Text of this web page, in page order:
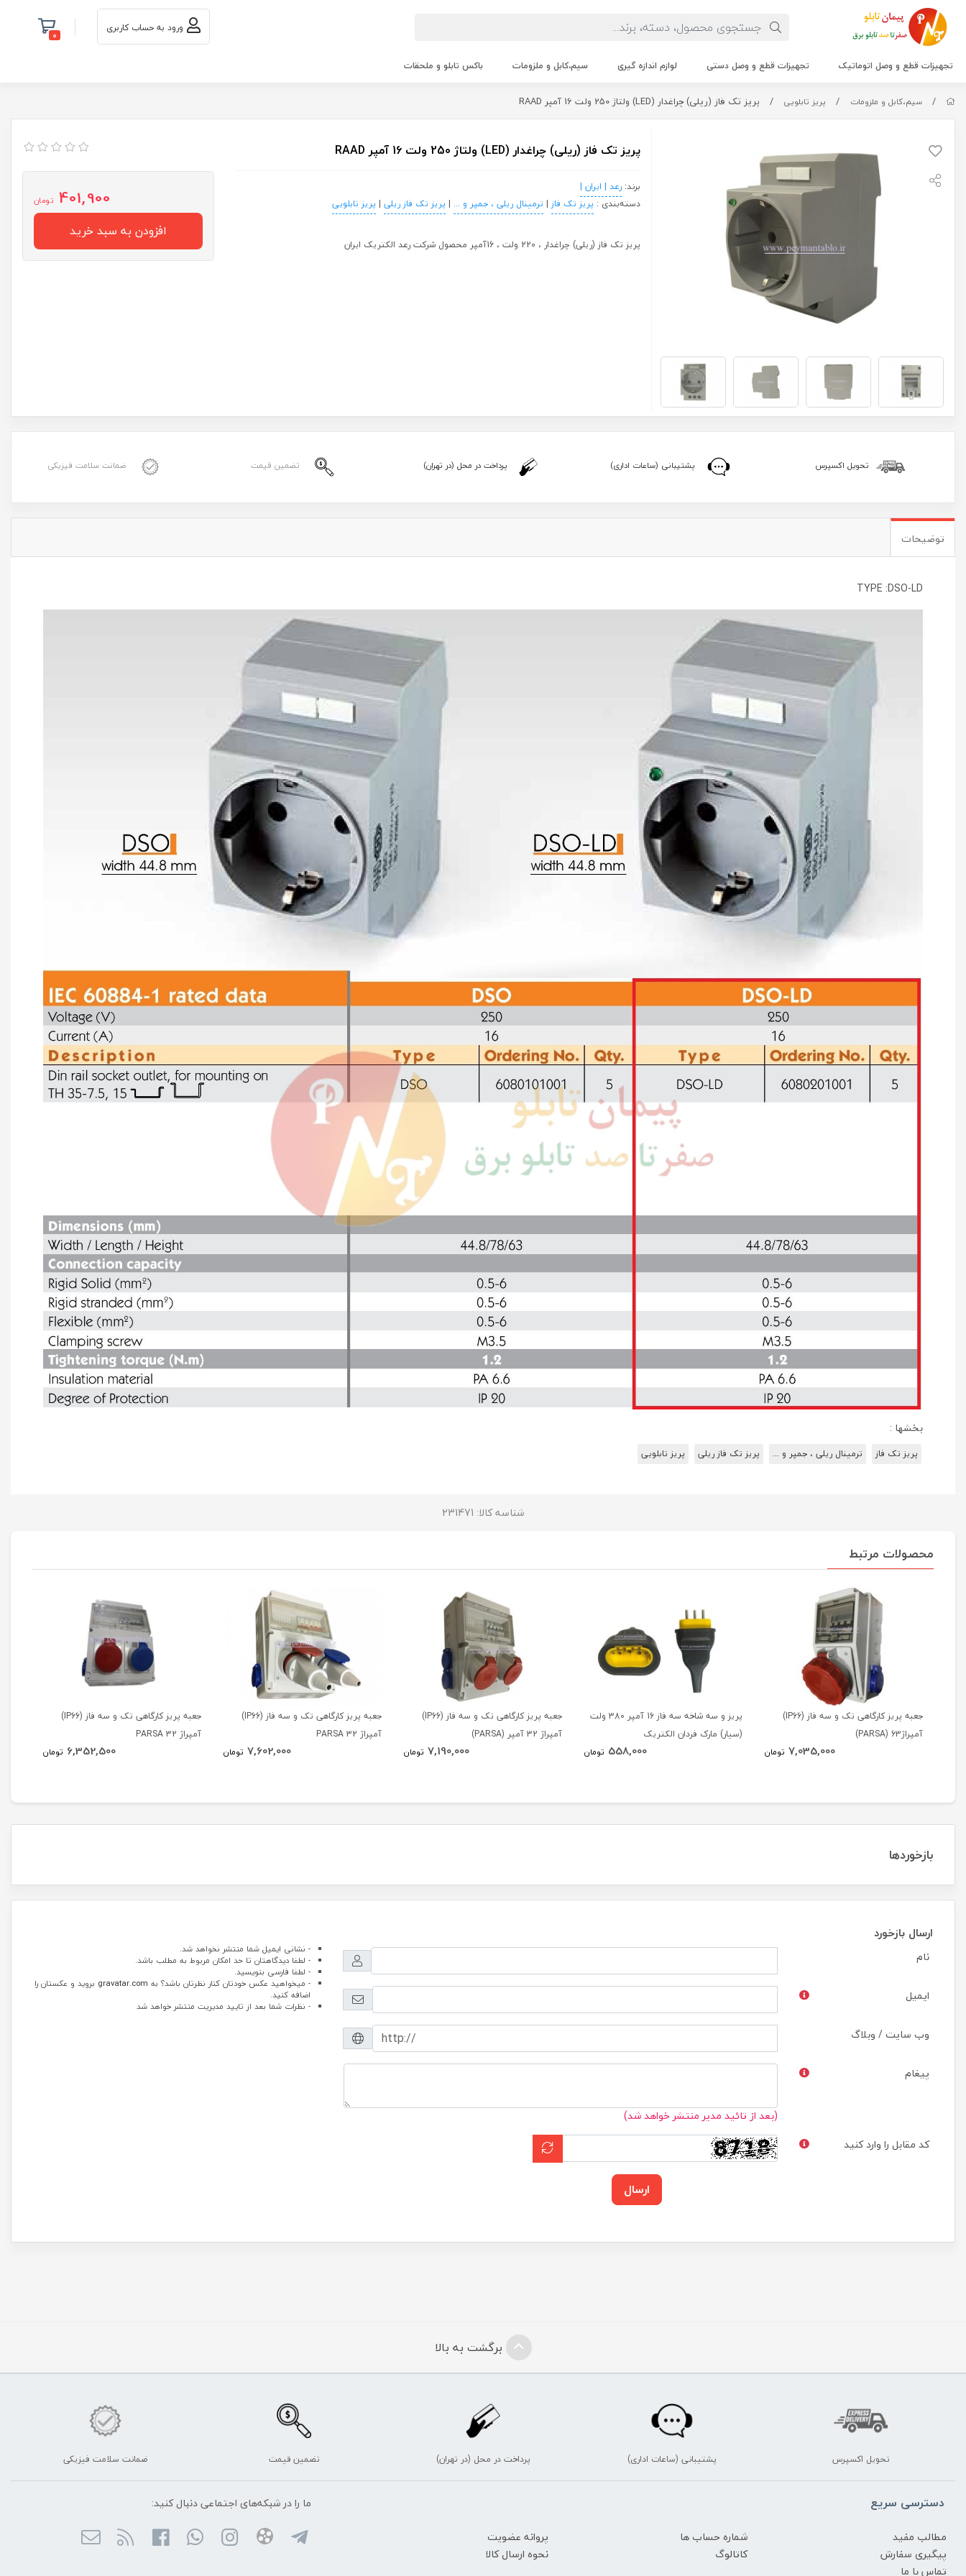
ورود به حساب کاربری 0
تجهیزات قطع و وصل اتوماتیک تجهیزات قطع و وصل دستی لوازم اندازه گیری سیم،کابل و ملزومات باکس تابلو و ملحقات
/ سیم،کابل و ملزومات / پریز تابلویی / پریز تک فاز (ریلی) چراغدار (LED) ولتاژ 250 ولت 16 آمپر RAAD
پریز تک فاز (ریلی) چراغدار (LED) ولتاژ 250 ولت 16 آمپر RAAD
برند:رعد | ایران |
دسته‌بندی : پریز تک فاز | ترمینال ریلی ، جمپر و ... | پریز تک فاز ریلی | پریز تابلویی
پریز تک فاز (ریلی) چراغدار ، 220 ولت ، 16آمپر محصول شرکت رعد الکتریک ایران
401,900 تومان
افزودن به سبد خرید
تحویل اکسپرس پشتیبانی (ساعات اداری) پرداخت در محل (در تهران) تضمین قیمت ضمانت سلامت فیزیکی
توضیحات
TYPE :DSO-LD
بخشها :
پریز تک فاز ترمینال ریلی ، جمپر و ... پریز تک فاز ریلی پریز تابلویی
شناسه کالا: 231471
محصولات مرتبط
جعبه پریز کارگاهی تک و سه فاز (IP66)
آمپراژ63 (PARSA)
7,035,000 تومان
پریز و سه شاخه سه فاز 16 آمپر 380 ولت
(سیار) مارک فردان الکتریک
558,000 تومان
جعبه پریز کارگاهی تک و سه فاز (IP66)
آمپراژ 32 آمپر (PARSA)
7,190,000 تومان
جعبه پریز کارگاهی تک و سه فاز (IP66)
آمپراژ 32 PARSA
7,602,000 تومان
جعبه پریز کارگاهی تک و سه فاز (IP66)
آمپراژ 32 PARSA
6,352,500 تومان
بازخوردها
ارسال بازخورد
نام
ایمیل
وب سایت / وبلاگ
پیغام
(بعد از تائید مدیر منتشر خواهد شد)
کد مقابل را وارد کنید
ارسال
- نشانی ایمیل شما منتشر نخواهد شد.
- لطفا دیدگاهتان تا حد امکان مربوط به مطلب باشد.
- لطفا فارسی بنویسید.
- میخواهید عکس خودتان کنار نظرتان باشد؟ به gravatar.com بروید و عکستان را
اضافه کنید.
- نظرات شما بعد از تایید مدیریت منتشر خواهد شد
برگشت به بالا
تحویل اکسپرس پشتیبانی (ساعات اداری) پرداخت در محل (در تهران) تضمین قیمت ضمانت سلامت فیزیکی
دسترسی سریع
مطالب مفید شماره حساب ها
پروانه عضویت
پیگیری سفارش
کاتالوگ
نحوه ارسال کالا
تماس با ما
ما را در شبکه‌های اجتماعی دنبال کنید: